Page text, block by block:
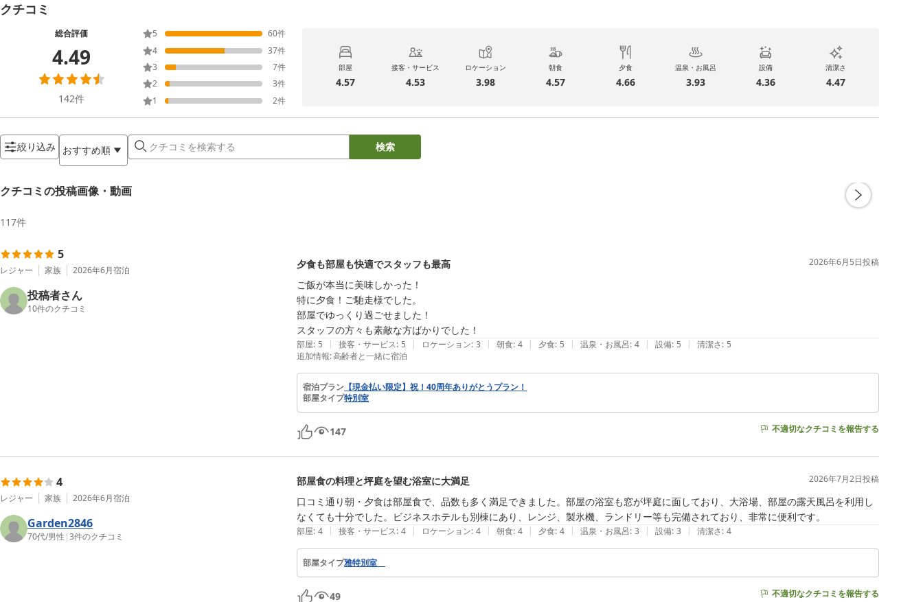
クチコミ
総合評価
4.49
142件
5 60件
4
37件
3
7件
2
3件
1
2件
部屋
4.57
接客・サービス
4.53
ロケーション
3.98
朝食
4.57
夕食
4.66
温泉・お風呂
3.93
設備
4.36
清潔さ
4.47
絞り込み おすすめ順 検索
クチコミの投稿画像・動画
117件
5
レジャー 家族 2026年6月宿泊
投稿者さん
10件のクチコミ
夕食も部屋も快適でスタッフも最高 2026年6月5日投稿
ご飯が本当に美味しかった！
特に夕食！ご馳走様でした。
部屋でゆっくり過ごせました！
部屋: 5 | 接客・サービス: 5 | ロケーション: 3 | 朝食: 4 | 夕食: 5 | 温泉・お風呂: 4 | 設備: 5 | 清潔さ: 5
追加情報:高齢者と一緒に宿泊
宿泊プラン 【現金払い限定】祝！40周年ありがとうプラン！
部屋タイプ特別室
147 不適切なクチコミを報告する
4
レジャー 家族 2026年6月宿泊
Garden2846
70代/男性 |3件のクチコミ
部屋食の料理と坪庭を望む浴室に大満足 2026年7月2日投稿
口コミ通り朝・夕食は部屋食で、品数も多く満足できました。部屋の浴室も窓が坪庭に面しており、大浴場、部屋の露天風呂を利用し
なくても十分でした。ビジネスホテルも別棟にあり、レンジ、製氷機、ランドリー等も完備されており、非常に便利です。
部屋: 4 | 接客・サービス: 4 | ロケーション: 4 | 朝食: 4 | 夕食: 4 | 温泉・お風呂: 3 | 設備: 3 | 清潔さ: 4
部屋タイプ雅特別室
49 不適切なクチコミを報告する